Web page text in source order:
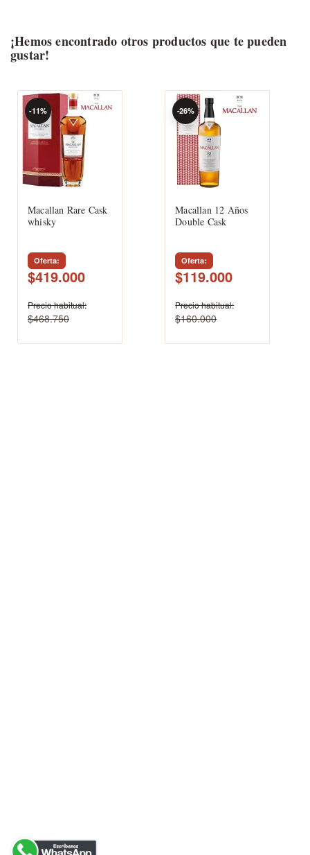
¡Hemos encontrado otros productos que te pueden
gustar!
Macallan Rare Cask
whisky
Oferta
$419.000
-11%
Precio habitual
$468.750
Macallan 12 Años
Double Cask
Oferta
$119.000
-26%
Precio habitual
$160.000